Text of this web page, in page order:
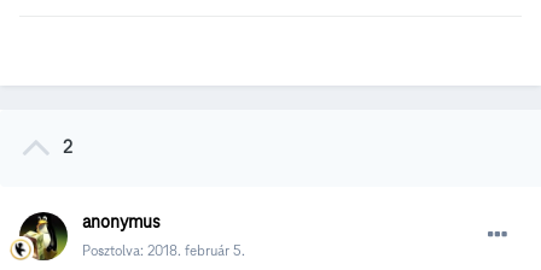
2
anonymus
Posztolva: 2018. február 5.